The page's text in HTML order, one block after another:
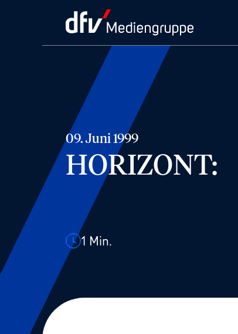
09. Juni 1999
HORIZONT:
1 Min.